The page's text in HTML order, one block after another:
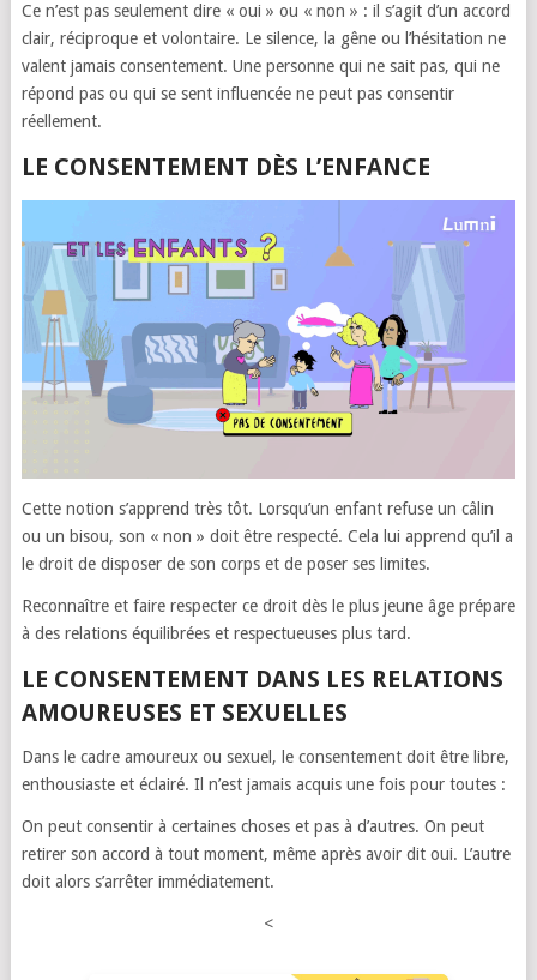
Ce n’est pas seulement dire « oui » ou « non » : il s’agit d’un accord
clair, réciproque et volontaire. Le silence, la gêne ou l’hésitation ne
valent jamais consentement. Une personne qui ne sait pas, qui ne
répond pas ou qui se sent influencée ne peut pas consentir
réellement.
LE CONSENTEMENT DÈS L’ENFANCE
Cette notion s’apprend très tôt. Lorsqu’un enfant refuse un câlin
ou un bisou, son « non » doit être respecté. Cela lui apprend qu’il a
le droit de disposer de son corps et de poser ses limites.
Reconnaître et faire respecter ce droit dès le plus jeune âge prépare
à des relations équilibrées et respectueuses plus tard.
LE CONSENTEMENT DANS LES RELATIONS
AMOUREUSES ET SEXUELLES
Dans le cadre amoureux ou sexuel, le consentement doit être libre,
enthousiaste et éclairé. Il n’est jamais acquis une fois pour toutes :
On peut consentir à certaines choses et pas à d’autres. On peut
retirer son accord à tout moment, même après avoir dit oui. L’autre
doit alors s’arrêter immédiatement.
<